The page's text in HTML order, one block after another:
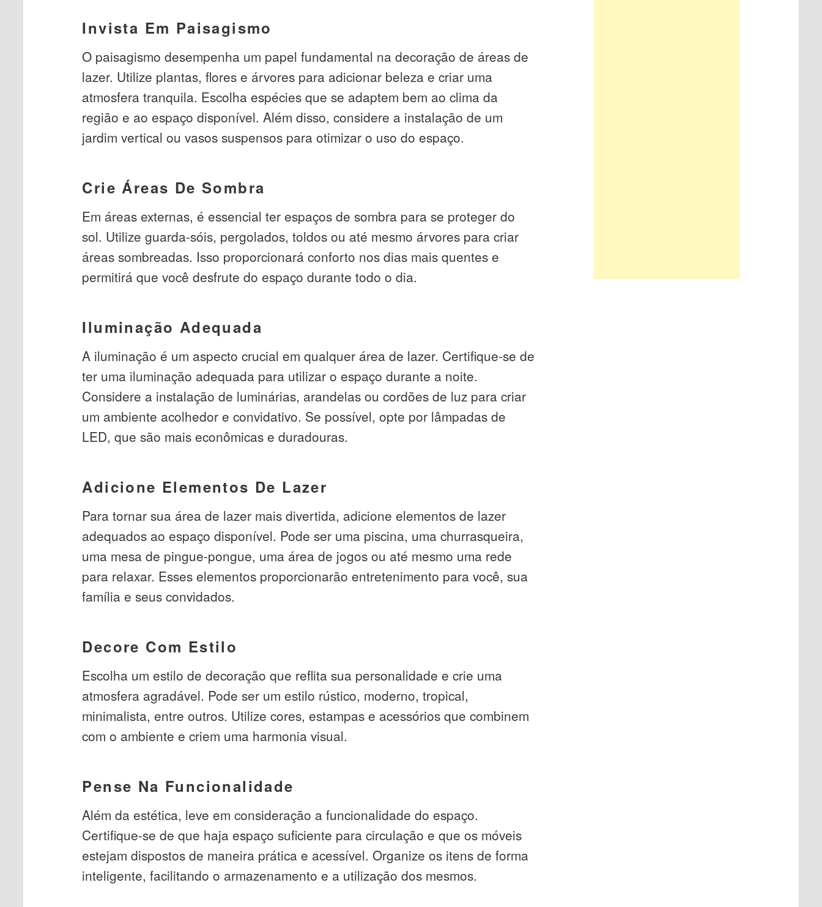
Invista Em Paisagismo
O paisagismo desempenha um papel fundamental na decoração de áreas de
lazer. Utilize plantas, flores e árvores para adicionar beleza e criar uma
atmosfera tranquila. Escolha espécies que se adaptem bem ao clima da
região e ao espaço disponível. Além disso, considere a instalação de um
jardim vertical ou vasos suspensos para otimizar o uso do espaço.
Crie Áreas De Sombra
Em áreas externas, é essencial ter espaços de sombra para se proteger do
sol. Utilize guarda-sóis, pergolados, toldos ou até mesmo árvores para criar
áreas sombreadas. Isso proporcionará conforto nos dias mais quentes e
permitirá que você desfrute do espaço durante todo o dia.
Iluminação Adequada
A iluminação é um aspecto crucial em qualquer área de lazer. Certifique-se de
ter uma iluminação adequada para utilizar o espaço durante a noite.
Considere a instalação de luminárias, arandelas ou cordões de luz para criar
um ambiente acolhedor e convidativo. Se possível, opte por lâmpadas de
LED, que são mais econômicas e duradouras.
Adicione Elementos De Lazer
Para tornar sua área de lazer mais divertida, adicione elementos de lazer
adequados ao espaço disponível. Pode ser uma piscina, uma churrasqueira,
uma mesa de pingue-pongue, uma área de jogos ou até mesmo uma rede
para relaxar. Esses elementos proporcionarão entretenimento para você, sua
família e seus convidados.
Decore Com Estilo
Escolha um estilo de decoração que reflita sua personalidade e crie uma
atmosfera agradável. Pode ser um estilo rústico, moderno, tropical,
minimalista, entre outros. Utilize cores, estampas e acessórios que combinem
com o ambiente e criem uma harmonia visual.
Pense Na Funcionalidade
Além da estética, leve em consideração a funcionalidade do espaço.
Certifique-se de que haja espaço suficiente para circulação e que os móveis
estejam dispostos de maneira prática e acessível. Organize os itens de forma
inteligente, facilitando o armazenamento e a utilização dos mesmos.